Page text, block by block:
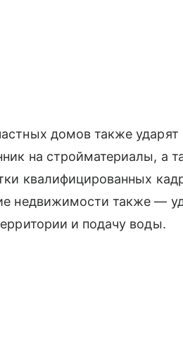
домов также
на стройматериалы, а
квалифицированных
недвижимости также —
и подачу воды.